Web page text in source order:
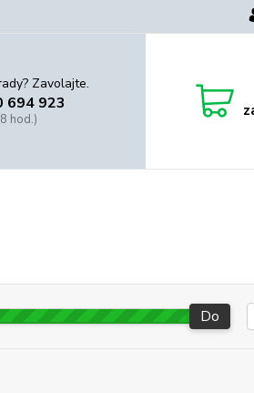
Zavolajte.
694 923
hod.)
Do